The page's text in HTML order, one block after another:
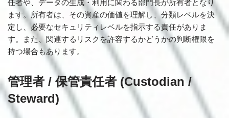
任者や、データの生成・利用に関わる部門長が所有者となり
ます。所有者は、その資産の価値を理解し、分類レベルを決
定し、必要なセキュリティレベルを指示する責任がありま
す。また、関連するリスクを許容するかどうかの判断権限を
持つ場合もあります。
管理者 / 保管責任者 (Custodian /
Steward)